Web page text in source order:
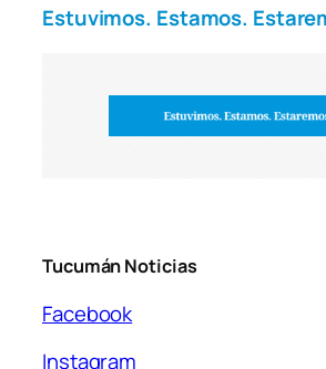
Estuvimos. Estamos.
Tucumán Noticias
Facebook
Instagram